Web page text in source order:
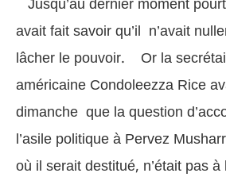
avait fait savoir qu’il n’avait
lâcher le pouvoir. Or la
américaine Condoleezza Rice
dimanche que la question
l’asile politique à Pervez
où il serait destitué, n’était pas à